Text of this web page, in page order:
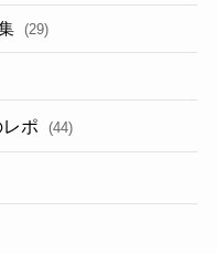
(29)
ポ (44)